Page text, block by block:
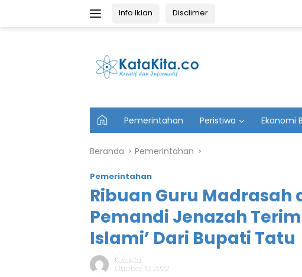
Info Iklan Disclimer
U
t
m
Pemerintahan Peristiwa Ekonomi
Beranda Pemerintahan
Pemerintahan
Ribuan Guru Madrasah
Pemandi Jenazah
Islami’ Dari Bupati Tatu
Katakita
Oktober 10, 2022